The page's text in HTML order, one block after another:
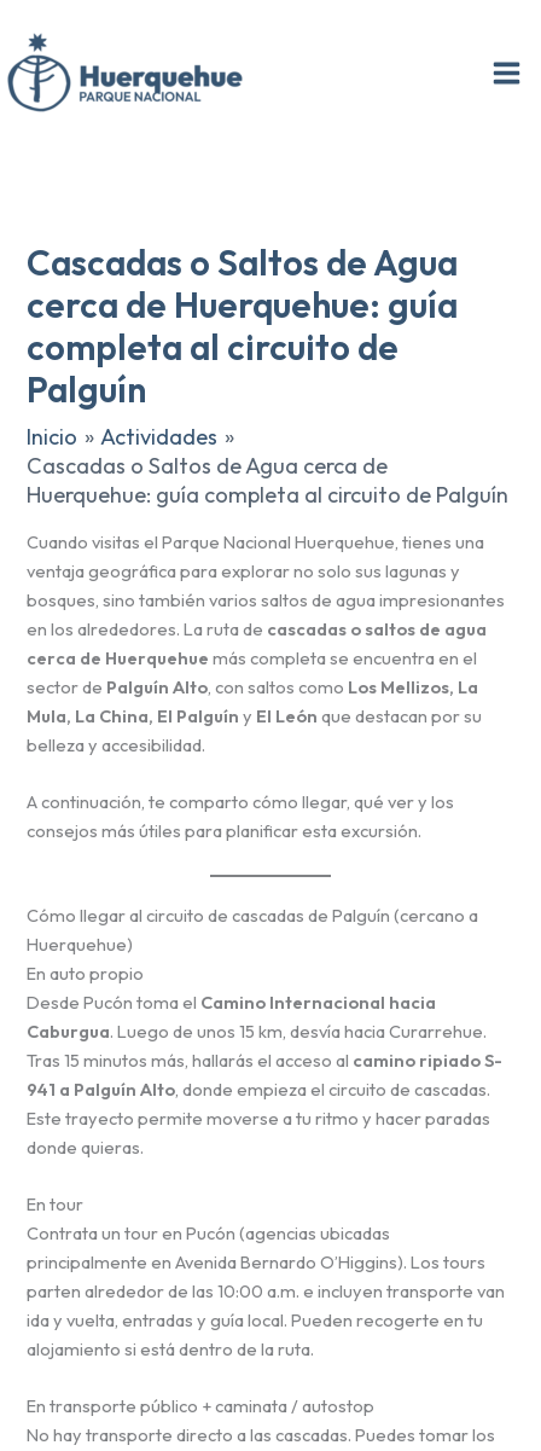
contenido
Cascadas o Saltos de Agua
cerca de Huerquehue: guía
completa al circuito de
Palguín
Inicio
Actividades
Cascadas o Saltos de Agua cerca de
Huerquehue: guía completa al circuito de Palguín
Cuando visitas el Parque Nacional Huerquehue, tienes una
ventaja geográfica para explorar no solo sus lagunas y
bosques, sino también varios saltos de agua impresionantes
en los alrededores. La ruta de cascadas o saltos de agua
cerca de Huerquehue más completa se encuentra en el
sector de Palguín Alto, con saltos como Los Mellizos, La
Mula, La China, El Palguín y El León que destacan por su
belleza y accesibilidad.
A continuación, te comparto cómo llegar, qué ver y los
consejos más útiles para planificar esta excursión.
Cómo llegar al circuito de cascadas de Palguín (cercano a
Huerquehue)
En auto propio
Desde Pucón toma el Camino Internacional hacia
Caburgua. Luego de unos 15 km, desvía hacia Curarrehue.
Tras 15 minutos más, hallarás el acceso al camino ripiado S-
941 a Palguín Alto , donde empieza el circuito de cascadas.
Este trayecto permite moverse a tu ritmo y hacer paradas
donde quieras.
En tour
Contrata un tour en Pucón (agencias ubicadas
principalmente en Avenida Bernardo O’Higgins). Los tours
parten alrededor de las 10:00 a.m. e incluyen transporte van
ida y vuelta, entradas y guía local. Pueden recogerte en tu
alojamiento si está dentro de la ruta.
En transporte público + caminata / autostop
No hay transporte directo a las cascadas. Puedes tomar los